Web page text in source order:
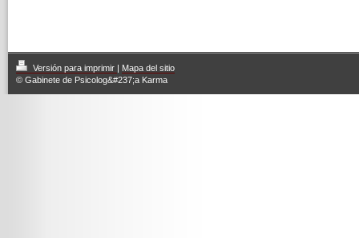
Versión para imprimir | Mapa del sitio
© Gabinete de Psicolog&#237;a Karma